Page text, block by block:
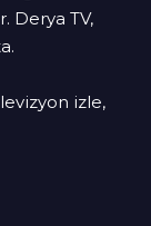
Derya TV,
izle,